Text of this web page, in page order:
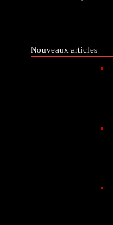
Nouveaux articles